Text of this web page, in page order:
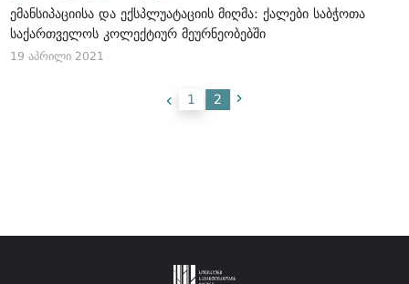
ემანსიპაციისა და ექსპლუატაციის მიღმა: ქალები საბჭოთა
საქართველოს კოლექტიურ მეურნეობებში
19 აპრილი 2021
1 2